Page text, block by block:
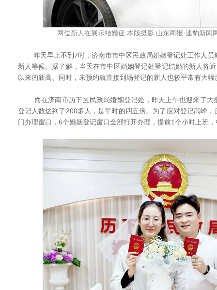
两位新人在展示结婚证 本版摄影 山东商报·速豹新闻
昨天早上不到7时，济南市市中区民政局婚姻登记处工作人员
新人等候。据了解，当天在市中区婚姻登记处登记结婚的新人将
以来的新高。同时，未预约就直接到场登记的新人也较平常有大幅
而在济南市历下区民政局婚姻登记处，昨天上午也迎来了大
登记人数达到了200多人，是平时的四五倍。为了应对登记高峰
门办理窗口，6个婚姻登记窗口全部打开办理，提前1个小时上班